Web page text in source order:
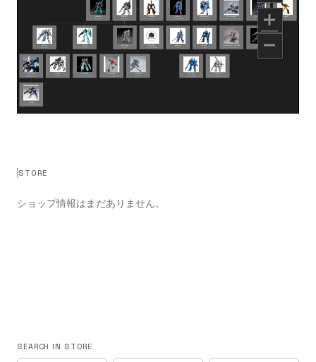
STORE
ショップ情報はまだありません。
SEARCH IN STORE